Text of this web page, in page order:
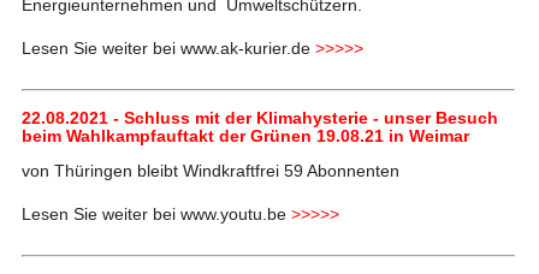
Energieunternehmen und Umweltschützern.
Lesen Sie weiter bei www.ak-kurier.de >>>>>
22.08.2021 - Schluss mit der Klimahysterie - unser Besuch
beim Wahlkampfauftakt der Grünen 19.08.21 in Weimar
von Thüringen bleibt Windkraftfrei 59 Abonnenten
Lesen Sie weiter bei www.youtu.be >>>>>